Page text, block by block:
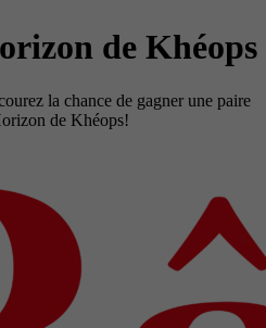
de Khéops
la chance de gagner une paire
de Khéops!